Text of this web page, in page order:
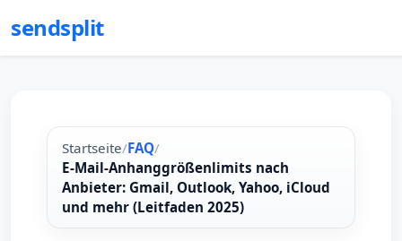
sendsplit
Startseite/FAQ/
E-Mail-Anhanggrößenlimits nach
Anbieter: Gmail, Outlook, Yahoo, iCloud
und mehr (Leitfaden 2025)